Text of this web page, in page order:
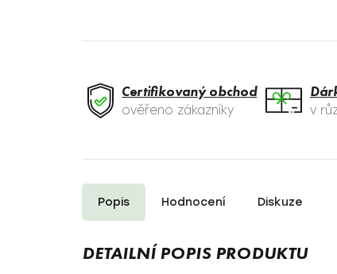
Certifikovaný obchod
ověřeno zákazníky v
Popis Hodnocení Diskuze